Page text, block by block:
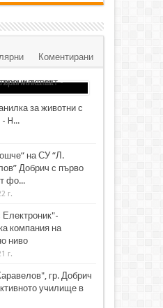
Коментирани
за животни с
H...
на СУ “Л.
Добрич с първо
фо...
г.
Електроник"-
компания на
ниво
г.
гр. Добрич
училище в